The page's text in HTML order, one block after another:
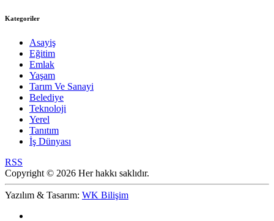
Kategoriler
Asayiş
Eğitim
Emlak
Yaşam
Tarım Ve Sanayi
Belediye
Teknoloji
Yerel
Tanıtım
İş Dünyası
RSS
Copyright © 2026 Her hakkı saklıdır.
Yazılım & Tasarım: WK Bilişim